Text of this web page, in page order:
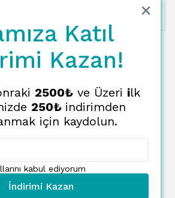
yapılmamış.
Katıl
Kazan!
2500₺ve Üzeri ilk
250₺ indirimden
için kaydolun.
kabul ediyorum
İndirimi Kazan